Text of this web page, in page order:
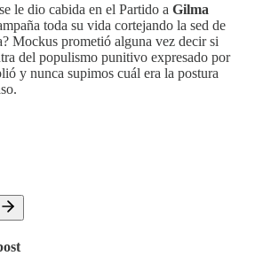
le dio cabida en el Partido a Gilma
toda su vida cortejando la sed de
Mockus prometió alguna vez decir si
del populismo punitivo expresado por
y nunca supimos cuál era la postura